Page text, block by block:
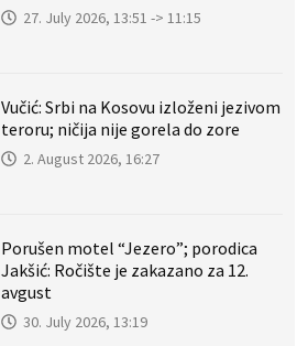
27. July 2026, 13:51 -> 11:15
Vučić: Srbi na Kosovu izloženi jezivom
teroru; ničija nije gorela do zore
2. August 2026, 16:27
Porušen motel “Jezero”; porodica
Jakšić: Ročište je zakazano za 12.
avgust
30. July 2026, 13:19